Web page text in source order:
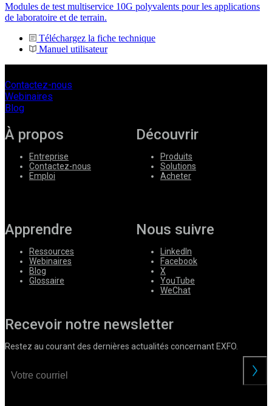
Modules de test multiservice 10G polyvalents pour les applications
de laboratoire et de terrain.
Téléchargez la fiche technique
Manuel utilisateur
Contactez-nous
Webinaires
Blog
À propos
Entreprise
Contactez-nous
Emploi
Découvrir
Produits
Solutions
Acheter
Apprendre
Ressources
Webinaires
Blog
Glossaire
Nous suivre
LinkedIn
Facebook
X
YouTube
WeChat
Recevoir notre newsletter
Restez au courant des dernières actualités concernant EXFO.